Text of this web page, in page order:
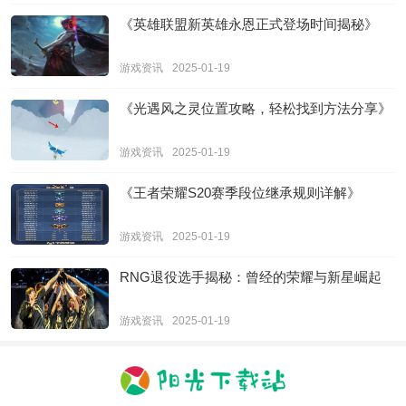
《英雄联盟新英雄永恩正式登场时间揭秘》
游戏资讯 2025-01-19
《光遇风之灵位置攻略，轻松找到方法分享》
游戏资讯 2025-01-19
《王者荣耀S20赛季段位继承规则详解》
游戏资讯 2025-01-19
RNG退役选手揭秘：曾经的荣耀与新星崛起
游戏资讯 2025-01-19